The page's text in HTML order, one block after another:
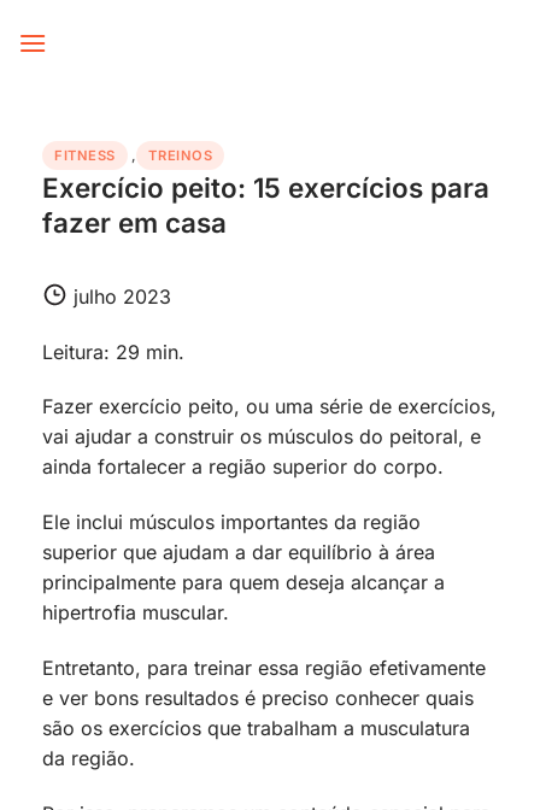
FITNESS , TREINOS
Exercício peito: 15 exercícios para
fazer em casa
julho 2023
Leitura: 29 min.
Fazer exercício peito, ou uma série de exercícios,
vai ajudar a construir os músculos do peitoral, e
ainda fortalecer a região superior do corpo.
Ele inclui músculos importantes da região
superior que ajudam a dar equilíbrio à área
principalmente para quem deseja alcançar a
hipertrofia muscular.
Entretanto, para treinar essa região efetivamente
e ver bons resultados é preciso conhecer quais
são os exercícios que trabalham a musculatura
da região.